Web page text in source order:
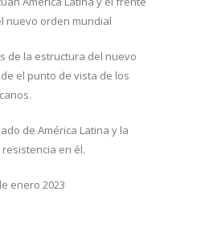
nuevo orden mundial
de la estructura del nuevo
el punto de vista de los
de América Latina y la
en él.
enero 2023